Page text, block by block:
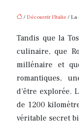
/Découvrir l'Italie / La
Tandis que la
culinaire, que
millénaire et
romantiques,
d’être explorée.
de 1200
véritable secret